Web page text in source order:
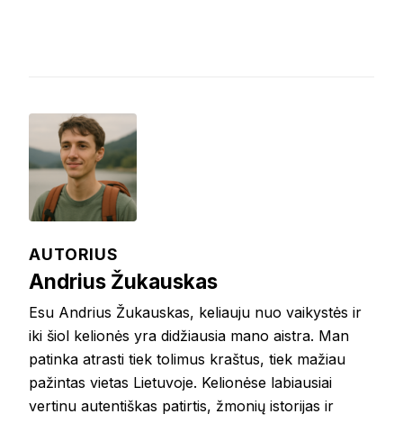
AUTORIUS
Andrius Žukauskas
Esu Andrius Žukauskas, keliauju nuo vaikystės ir
iki šiol kelionės yra didžiausia mano aistra. Man
patinka atrasti tiek tolimus kraštus, tiek mažiau
pažintas vietas Lietuvoje. Kelionėse labiausiai
vertinu autentiškas patirtis, žmonių istorijas ir